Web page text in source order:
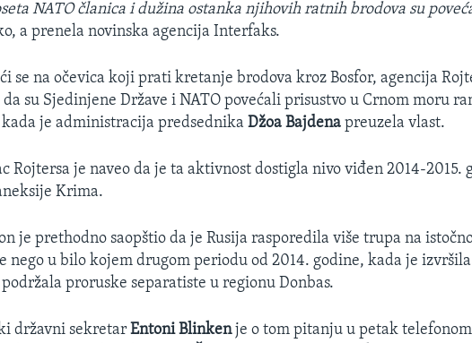
NATO članica i dužina ostanka njihovih ratnih brodova su
a prenela novinska agencija Interfaks.
se na očevica koji prati kretanje brodova kroz Bosfor, agencija
su Sjedinjene Države i NATO povećali prisustvo u Crnom moru
je administracija predsednikaDžoa Bajdena preuzela vlast.
Rojtersa je naveo da je ta aktivnost dostigla nivo viđen 2014-2015.
Krima.
je prethodno saopštio da je Rusija rasporedila više trupa na
nego u bilo kojem drugom periodu od 2014. godine, kada je
proruske separatiste u regionu Donbas.
državni sekretarEntoni Blinkenje o tom pitanju u petak